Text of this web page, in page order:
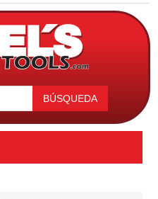
BÚSQUEDA